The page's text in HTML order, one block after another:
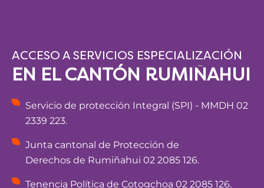
ACCESO A SERVICIOS ESPECIALIZACIÓN
EN EL CANTÓN RUMIÑAHUI
Servicio de protección Integral (SPI) - MMDH 02
2339 223.
Junta cantonal de Protección de
Derechos de Rumiñahui 02 2085 126.
Tenencia Política de Cotogchoa 02 2085 126.